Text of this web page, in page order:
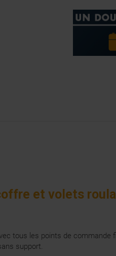
et volets
tous les points de commande
support.